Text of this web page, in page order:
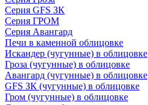
Серия GFS ЗК
Серия ГРОМ
Серия Авангард
Печи в каменной облицовке
Искандер (чугунные) в облицовке
Гроза (чугунные) в облицовке
Авангард (чугунные) в облицовке
GFS ЗК (чугунные) в облицовке
Гром (чугунные) в облицовке